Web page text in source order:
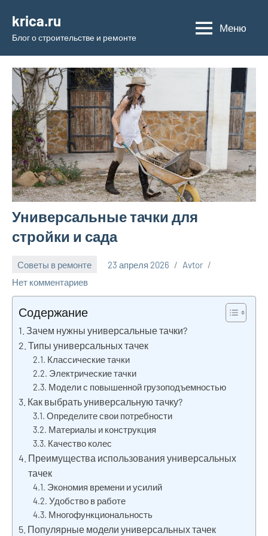
содержимому
krica.ru
Блог о строительстве и ремонте
Меню
Универсальные тачки для
стройки и сада
Советы в ремонте 23 апреля 2026
Avtor
Нет комментариев
Содержание
Зачем нужны универсальные тачки?
Типы универсальных тачек
Классические тачки
Электрические тачки
Модели с повышенной грузоподъемностью
Как выбрать универсальную тачку?
Определите свои потребности
Материалы и конструкция
Качество колес
Преимущества использования универсальных
тачек
Экономия времени и усилий
Удобство в работе
Многофункциональность
Популярные модели универсальных тачек